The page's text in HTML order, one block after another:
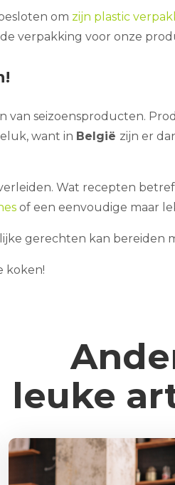
om zijn plastic
verpakking voor onze
van seizoensproducten.
want in België zijn er
Wat recepten
of een eenvoudige maar
gerechten kan bereiden
koken!
leuke